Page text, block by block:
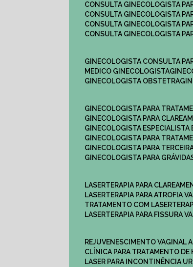
CONSULTA GINECOLOGISTA
CONSULTA GINECOLOGISTA
CONSULTA GINECOLOGISTA
CONSULTA GINECOLOGISTA
GINECOLOGISTA CONSULTA
MEDICO GINECOLOGISTA​
GINECOLOGISTA OBSTETRA​
GINECOLOGISTA PARA
GINECOLOGISTA PARA
GINECOLOGISTA ESPECIALISTA
GINECOLOGISTA PARA
GINECOLOGISTA PARA
GINECOLOGISTA PARA
LASERTERAPIA PARA
LASERTERAPIA PARA ATROFIA
TRATAMENTO COM
LASERTERAPIA PARA FISSURA
REJUVENESCIMENTO VAGINAL
CLÍNICA PARA TRATAMENTO DE
LASER PARA INCONTINÊNCIA